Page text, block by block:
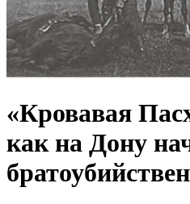
«Кровавая
как на Дону